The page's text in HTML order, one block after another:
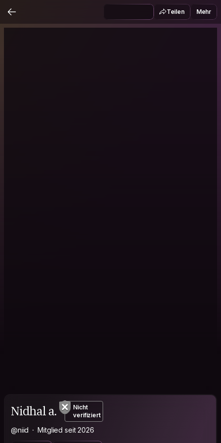
Teilen Mehr
Nidhal a.
Nicht
verifiziert
@niid Mitglied seit 2026